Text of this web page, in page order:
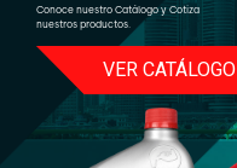
Conoce nuestro Catálogo y Cotiza
nuestros productos.
VER CATÁLOGO